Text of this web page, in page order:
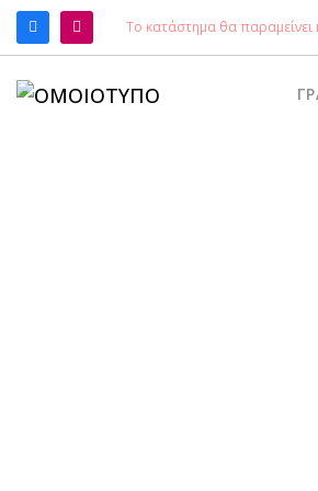
ΑΝΑΖΉΤΗΣΗ
Το κατάστημα θα παραμείνει